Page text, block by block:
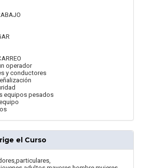
operador
y conductores
equipos pesados
el Curso